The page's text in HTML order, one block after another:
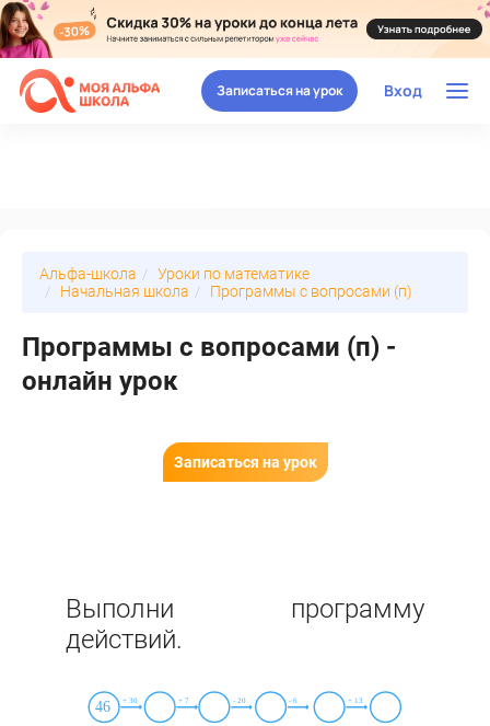
Вход
Записаться на урок
Альфа-школа
Уроки по математике
Начальная школа
Программы с вопросами (п)
Программы с вопросами (п) -
онлайн урок
Записаться на урок
Выполни программу
действий.